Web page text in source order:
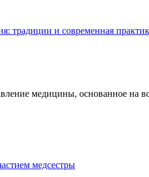
традиции и современная
медицины, основанное на
медсестры